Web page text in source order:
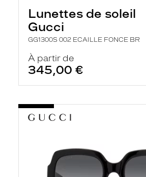
Lunettes de soleil
Gucci
GG1300S 002 ECAILLE FONCE BR
À partir de
345,00 €